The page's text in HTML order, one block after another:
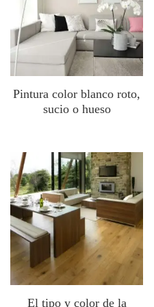
Pintura color blanco roto,
sucio o hueso
El tipo y color de la